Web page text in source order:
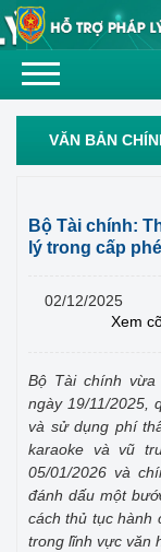
VĂN BẢN
Bộ Tài chính:
lý trong cấp
02/12/2025
Xem
Bộ Tài chính vừa
ngày 19/11/2025,
và sử dụng phí
karaoke và vũ
05/01/2026 và
đánh dấu một
cách thủ tục hành
trong lĩnh vực văn